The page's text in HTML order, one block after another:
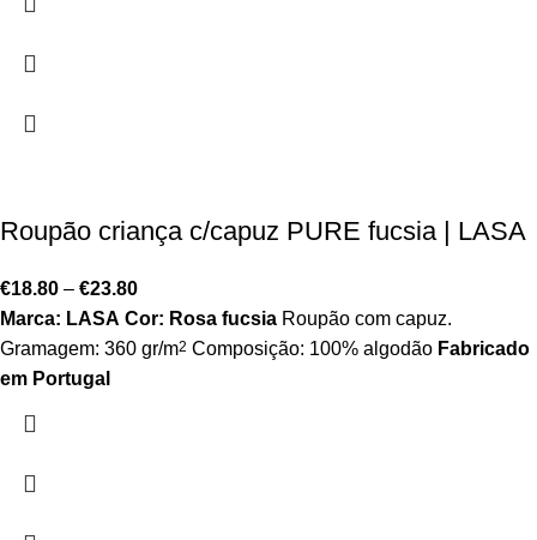
Roupão criança c/capuz PURE fucsia | LASA
€18.80 – €23.80
Marca: LASA Cor: Rosa fucsia Roupão com capuz.
Gramagem: 360 gr/m2 Composição: 100% algodão Fabricado
em Portugal